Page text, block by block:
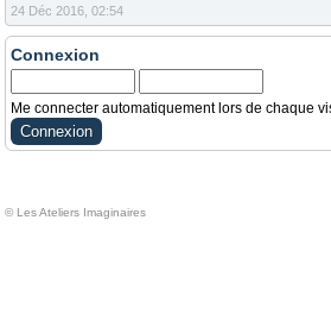
24 Déc 2016, 02:54
Connexion
Me connecter automatiquement lors de chaque
© Les Ateliers Imaginaires